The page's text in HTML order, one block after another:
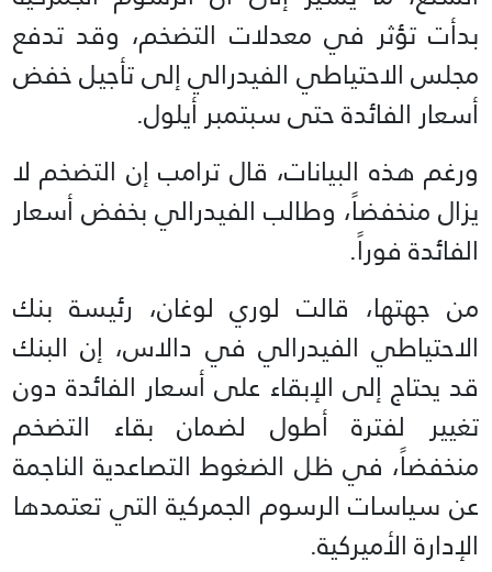
بدأت تؤثر في معدلات التضخم، وقد تدفع
مجلس الاحتياطي الفيدرالي إلى تأجيل خفض
أسعار الفائدة حتى سبتمبر أيلول.
ورغم هذه البيانات، قال ترامب إن التضخم لا
يزال منخفضاً، وطالب الفيدرالي بخفض أسعار
الفائدة فوراً.
من جهتها، قالت لوري لوغان، رئيسة بنك
الاحتياطي الفيدرالي في دالاس، إن البنك
قد يحتاج إلى الإبقاء على أسعار الفائدة دون
تغيير لفترة أطول لضمان بقاء التضخم
منخفضاً، في ظل الضغوط التصاعدية الناجمة
عن سياسات الرسوم الجمركية التي تعتمدها
الإدارة الأميركية.